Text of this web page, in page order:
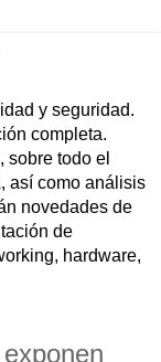
y seguridad.
completa.
sobre todo el
así como análisis
novedades de
de
hardware,